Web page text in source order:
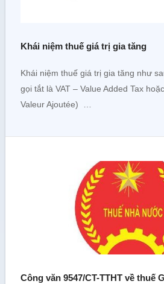
Khái niệm thuế giá trị gia tăng
Khái niệm thuế giá trị gia tăng như
gọi tắt là VAT – Value Added Tax
Valeur Ajoutée) …
Công văn 9547/CT-TTHT về thuế